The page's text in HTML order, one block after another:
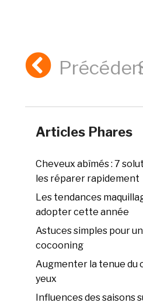
Articles Phares
Cheveux abîmés : 7
les réparer rapidement
Les tendances
adopter cette année
Astuces simples pour
cocooning
Augmenter la tenue du
yeux
Influences des saisons